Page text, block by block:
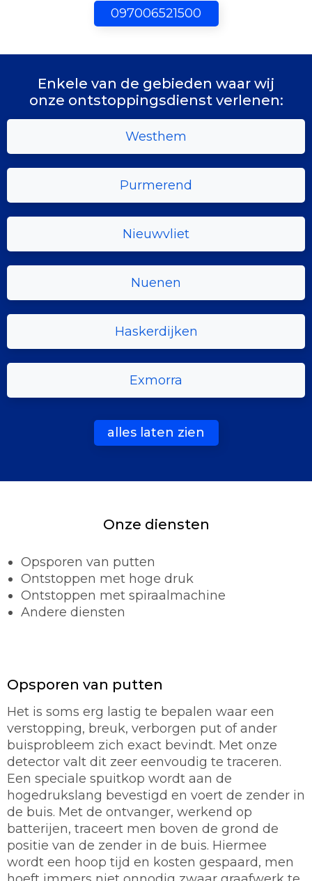
097006521500
Enkele van de gebieden waar wij
onze ontstoppingsdienst verlenen:
Westhem
Purmerend
Nieuwvliet
Nuenen
Haskerdijken
Exmorra
alles laten zien
Onze diensten
Opsporen van putten
Ontstoppen met hoge druk
Ontstoppen met spiraalmachine
Andere diensten
Opsporen van putten
Het is soms erg lastig te bepalen waar een
verstopping, breuk, verborgen put of ander
buisprobleem zich exact bevindt. Met onze
detector valt dit zeer eenvoudig te traceren.
Een speciale spuitkop wordt aan de
hogedrukslang bevestigd en voert de zender in
de buis. Met de ontvanger, werkend op
batterijen, traceert men boven de grond de
positie van de zender in de buis. Hiermee
wordt een hoop tijd en kosten gespaard, men